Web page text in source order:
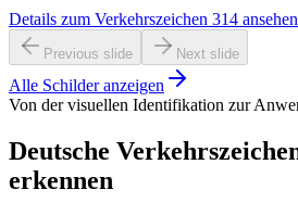
Details zum Verkehrszeichen 314 ansehen
Previous slide Next slide
Alle Schilder anzeigen
Von der visuellen Identifikation zur
Deutsche
erkennen